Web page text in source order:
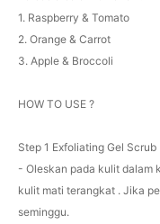
1. Raspberry & Tomato
2. Orange & Carrot
3. Apple & Broccoli
HOW TO USE ?
Step 1 Exfoliating Gel Scrub
- Oleskan pada kulit dalam
kulit mati terangkat . Jika
seminggu.